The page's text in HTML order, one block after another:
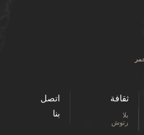
ثقافة
بلا
رتوش
اتصل
بنا